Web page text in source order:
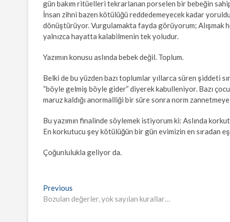
gün bakım ritüelleri tekrarlanan porselen bir bebeğin
İnsan zihni bazen kötülüğü reddedemeyecek kadar
dönüştürüyor. Vurgulamakta fayda görüyorum; Alışmak
yalnızca hayatta kalabilmenin tek yoludur.
Yazımın konusu aslında bebek değil. Toplum.
Belki de bu yüzden bazı toplumlar yıllarca süren şiddeti
“böyle gelmiş böyle gider” diyerek kabulleniyor. Bazı
maruz kaldığı anormalliği bir süre sonra norm
Bu yazımın finalinde söylemek istiyorum ki: Aslında
En korkutucu şey kötülüğün bir gün evimizin en sıradan
Çoğunlulukla geliyor da.
Yazı
gezinmesi
Previous
post:
Bozulan değerler, yok sayılan kurallar…